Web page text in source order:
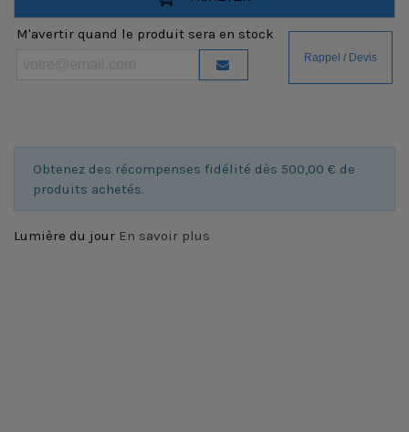
M'avertir quand le produit sera en stock
Obtenez des récompenses fidélité dès 500,00 € de
produits achetés.
Lumière du jour En savoir plus